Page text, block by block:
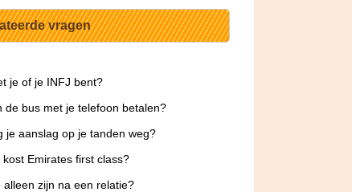
vragen
je of je INFJ bent?
de bus met je telefoon betalen?
je aanslag op je tanden weg?
kost Emirates first class?
alleen zijn na een relatie?